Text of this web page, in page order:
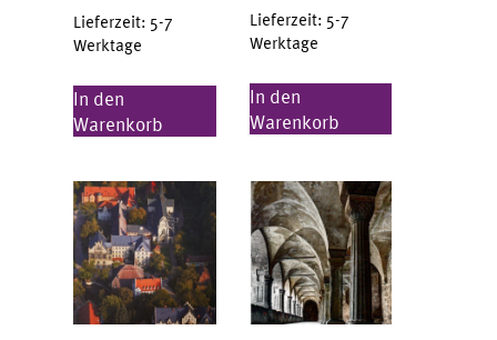
Lieferzeit: 5-7
Werktage
In den
Warenkorb
Lieferzeit: 5-7
Werktage
In den
Warenkorb